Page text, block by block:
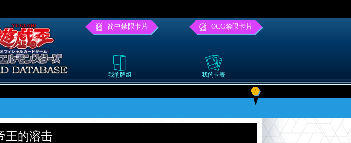
简中禁限卡片 OCG禁限卡片
我的牌组 我的卡表
?
王的溶击